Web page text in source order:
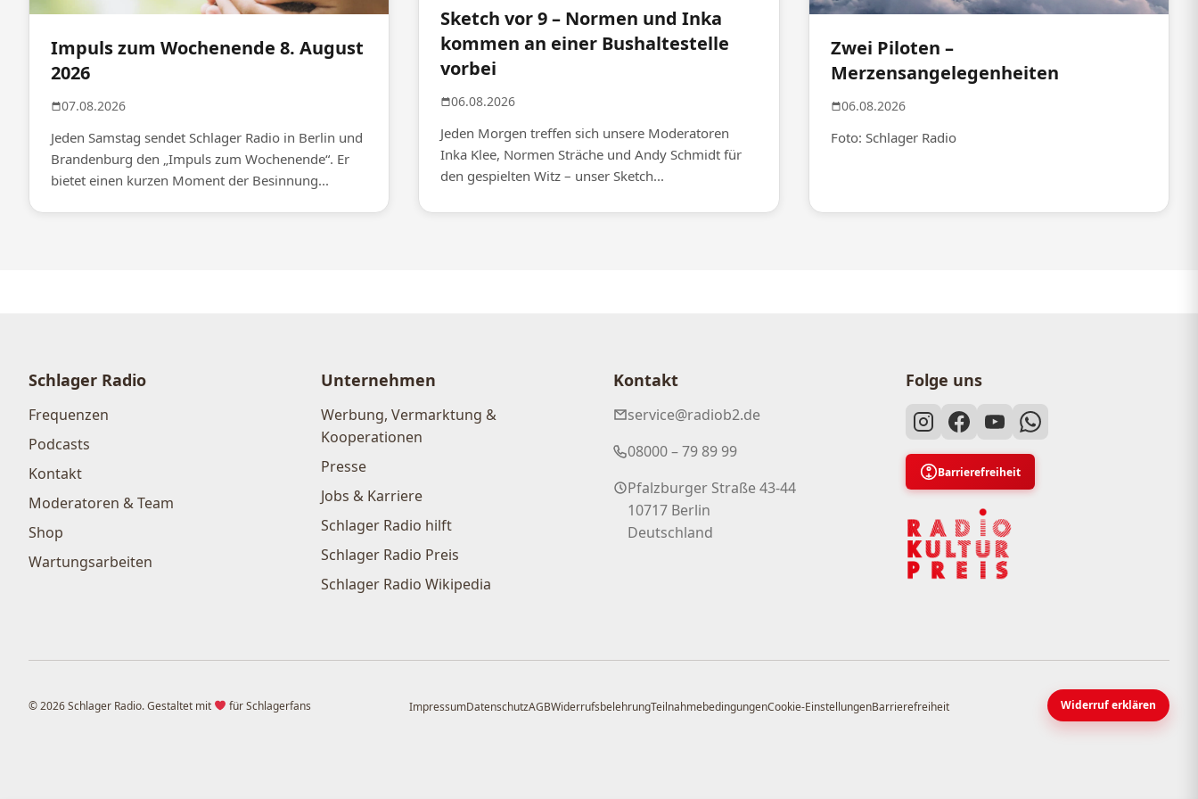
Impuls zum Wochenende 8. August
2026
07.08.2026
Jeden Samstag sendet Schlager Radio in Berlin und
Brandenburg den „Impuls zum Wochenende“. Er
bietet einen kurzen Moment der Besinnung...
Sketch vor 9 – Normen und Inka
kommen an einer Bushaltestelle
vorbei
06.08.2026
Jeden Morgen treffen sich unsere Moderatoren
Inka Klee, Normen Sträche und Andy Schmidt für
den gespielten Witz – unser Sketch...
Zwei Piloten –
Merzensangelegenheiten
06.08.2026
Foto: Schlager Radio
Schlager Radio
Frequenzen
Podcasts
Kontakt
Moderatoren & Team
Shop
Wartungsarbeiten
Unternehmen
Werbung, Vermarktung &
Kooperationen
Presse
Jobs & Karriere
Schlager Radio hilft
Schlager Radio Preis
Schlager Radio Wikipedia
Kontakt
service@radiob2.de
08000 – 79 89 99
Pfalzburger Straße 43-44
10717 Berlin
Deutschland
Folge uns
Barrierefreiheit
© 2026 Schlager Radio. Gestaltet mit für Schlagerfans ImpressumDatenschutzAGBWiderrufsbelehrungTeilnahmebedingungenCookie-EinstellungenBarrierefreiheit Widerruf erklären